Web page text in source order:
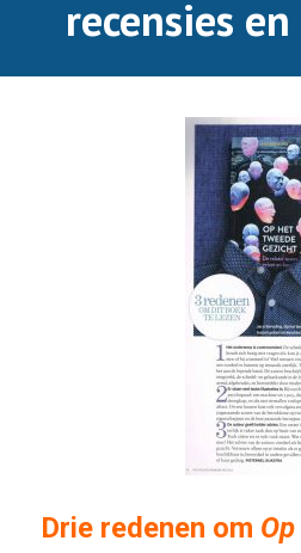
recensies
Drie redenen om